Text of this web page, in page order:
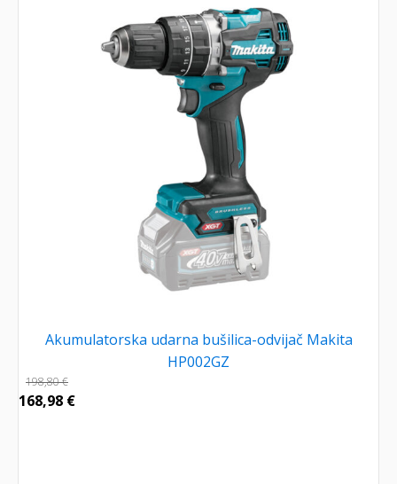
Akumulatorska udarna bušilica-odvijač Makita
HP002GZ
198,80€
168,98 €